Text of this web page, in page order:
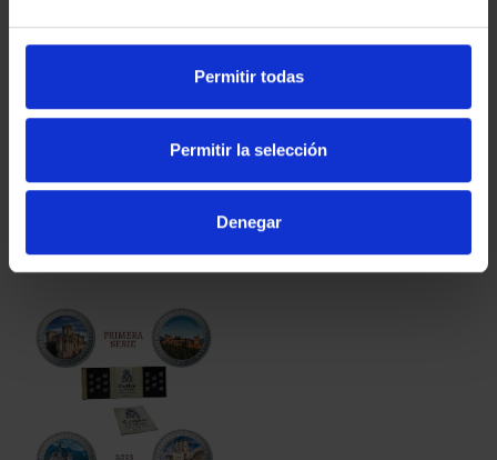
Permitir todas
Permitir la selección
Denegar
WORLD - 4TH
WORLD - 2ND